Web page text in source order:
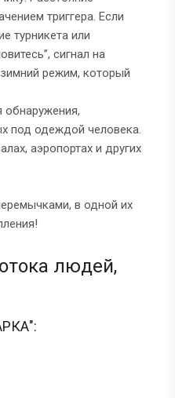
триггера. Если
турникета или
сигнал на
зимний режим, который
под одеждой человека.
аэропортах и других
в одной их
людей,